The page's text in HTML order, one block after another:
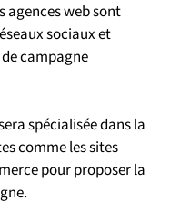
agences web sont
sociaux et
campagne
spécialisée dans la
comme les sites
pour proposer la